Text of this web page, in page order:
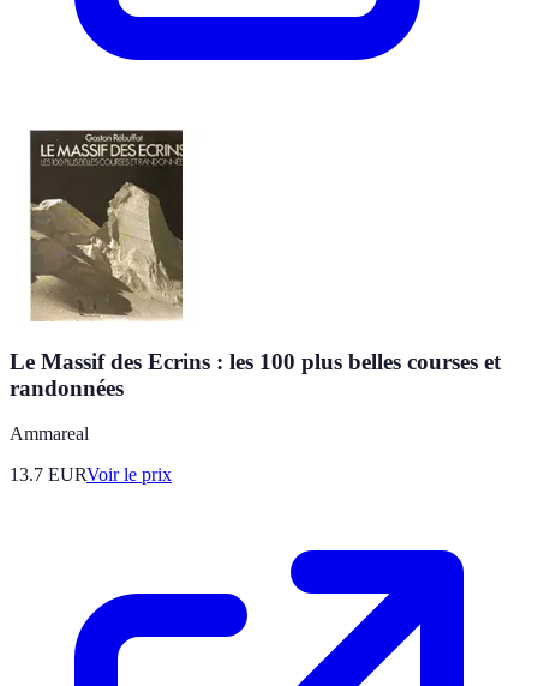
Le Massif des Ecrins : les 100 plus belles courses et
randonnées
Ammareal
13.7 EURVoir le prix